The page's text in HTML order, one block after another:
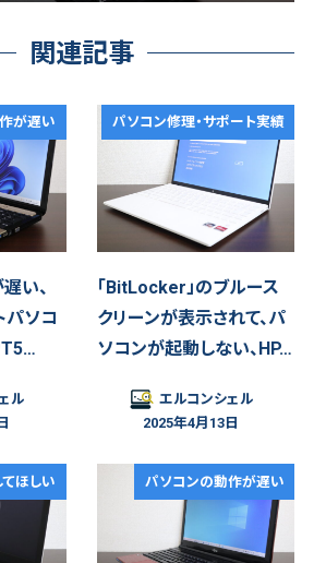
関連記事
が遅い
い、
パソコ
ル
パソコン修理・サポート実績
「BitLocker」のブルース
クリーンが表示されて、パ
ソコンが起動しない、HP…
エルコンシェル
2025年4月13日
ほしい パソコンの動作が遅い